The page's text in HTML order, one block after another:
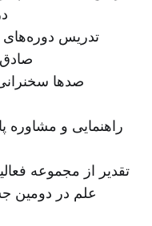
علم در دومین